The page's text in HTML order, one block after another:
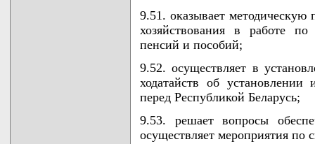
9.51. оказывает
хозяйствования в работе по
пенсий и пособий;
9.52. осуществляет в
ходатайств об
перед Республикой Беларусь;
9.53. решает вопросы
осуществляет мероприятия по